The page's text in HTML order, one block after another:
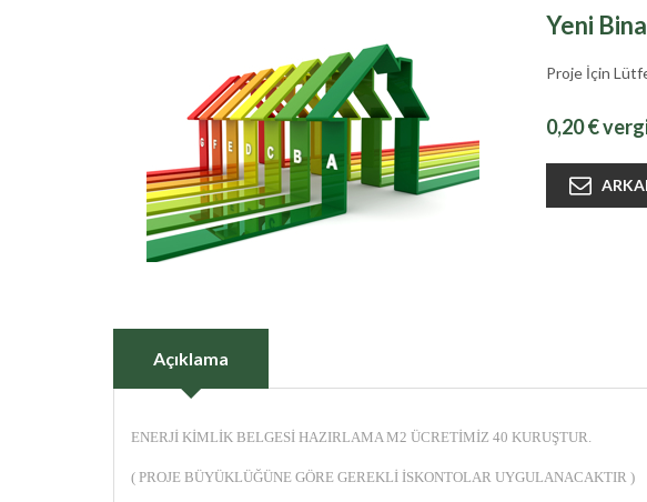
Yeni
Proje İçin
0,20 €
Açıklama
ENERJİ KİMLİK BELGESİ HAZIRLAMA M2 ÜCRETİMİZ 40 KURUŞTUR.
( PROJE BÜYÜKLÜĞÜNE GÖRE GEREKLİ İSKONTOLAR UYGULANACAKTIR )